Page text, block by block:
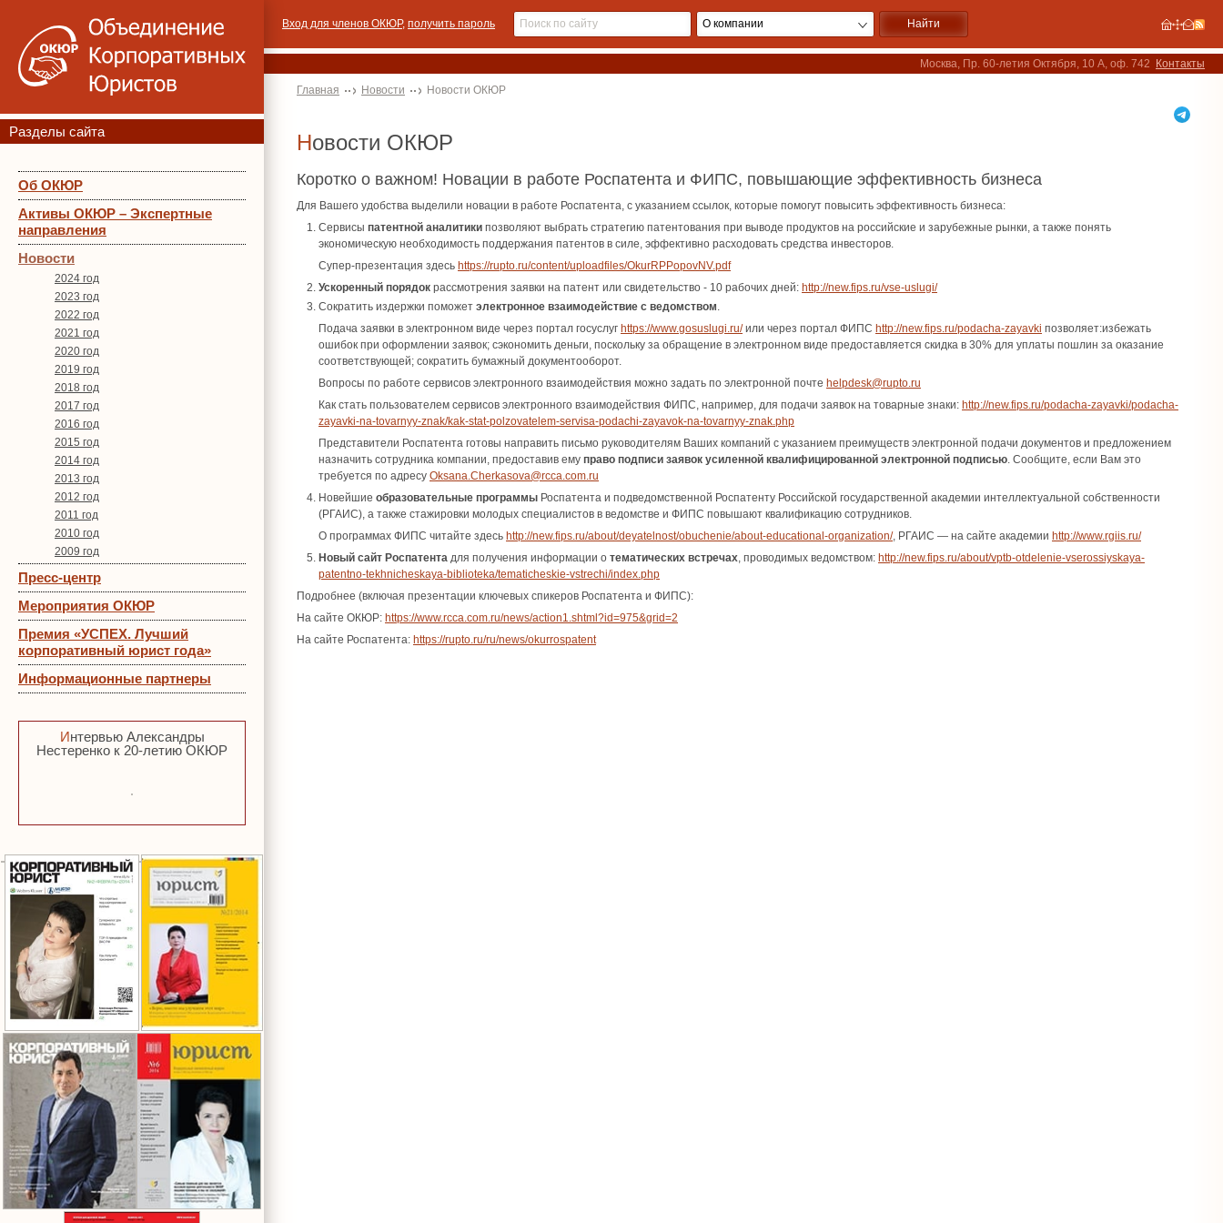
Разделы сайта
Об ОКЮР
Активы ОКЮР – Экспертные
направления
Новости
2024 год
2023 год
2022 год
2021 год
2020 год
2019 год
2018 год
2017 год
2016 год
2015 год
2014 год
2013 год
2012 год
2011 год
2010 год
2009 год
Пресс-центр
Мероприятия ОКЮР
Премия «УСПЕХ. Лучший
корпоративный юрист года»
Информационные партнеры
Интервью Александры
Нестеренко к 20-летию ОКЮР
Вход для членов ОКЮР, получить пароль
Москва, Пр. 60-летия Октября, 10 А, оф. 742 Контакты
Главная Новости Новости ОКЮР
Новости ОКЮР
Коротко о важном! Новации в работе Роспатента и ФИПС, повышающие эффективность бизнеса
Для Вашего удобства выделили новации в работе Роспатента, с указанием ссылок, которые помогут повысить эффективность бизнеса:
Сервисы патентной аналитики позволяют выбрать стратегию патентования при выводе продуктов на российские и зарубежные рынки, а также понять
экономическую необходимость поддержания патентов в силе, эффективно расходовать средства инвесторов.
Супер-презентация здесь https://rupto.ru/content/uploadfiles/OkurRPPopovNV.pdf
Ускоренный порядок рассмотрения заявки на патент или свидетельство - 10 рабочих дней: http://new.fips.ru/vse-uslugi/
Сократить издержки поможет электронное взаимодействие с ведомством.
Подача заявки в электронном виде через портал госуслуг https://www.gosuslugi.ru/или через портал ФИПС http://new.fips.ru/podacha-zayavki позволяет:избежать
ошибок при оформлении заявок; сэкономить деньги, поскольку за обращение в электронном виде предоставляется скидка в 30% для уплаты пошлин за оказание
соответствующей; сократить бумажный документооборот.
Вопросы по работе сервисов электронного взаимодействия можно задать по электронной почте helpdesk@rupto.ru
Как стать пользователем сервисов электронного взаимодействия ФИПС, например, для подачи заявок на товарные знаки: http://new.fips.ru/podacha-zayavki/podacha-
zayavki-na-tovarnyy-znak/kak-stat-polzovatelem-servisa-podachi-zayavok-na-tovarnyy-znak.php
Представители Роспатента готовы направить письмо руководителям Ваших компаний с указанием преимуществ электронной подачи документов и предложением
назначить сотрудника компании, предоставив ему право подписи заявок усиленной квалифицированной электронной подписью. Сообщите, если Вам это
требуется по адресу Oksana.Cherkasova@rcca.com.ru
Новейшие образовательные программы Роспатента и подведомственной Роспатенту Российской государственной академии интеллектуальной собственности
(РГАИС), а также стажировки молодых специалистов в ведомстве и ФИПС повышают квалификацию сотрудников.
О программах ФИПС читайте здесь http://new.fips.ru/about/deyatelnost/obuchenie/about-educational-organization/, РГАИС — на сайте академии http://www.rgiis.ru/
Новый сайт Роспатента для получения информации о тематических встречах, проводимых ведомством: http://new.fips.ru/about/vptb-otdelenie-vserossiyskaya-
patentno-tekhnicheskaya-biblioteka/tematicheskie-vstrechi/index.php
Подробнее (включая презентации ключевых спикеров Роспатента и ФИПС):
На сайте ОКЮР: https://www.rcca.com.ru/news/action1.shtml?id=975&grid=2
На сайте Роспатента: https://rupto.ru/ru/news/okurrospatent